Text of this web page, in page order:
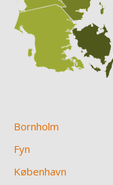
Bornholm
Fyn
København